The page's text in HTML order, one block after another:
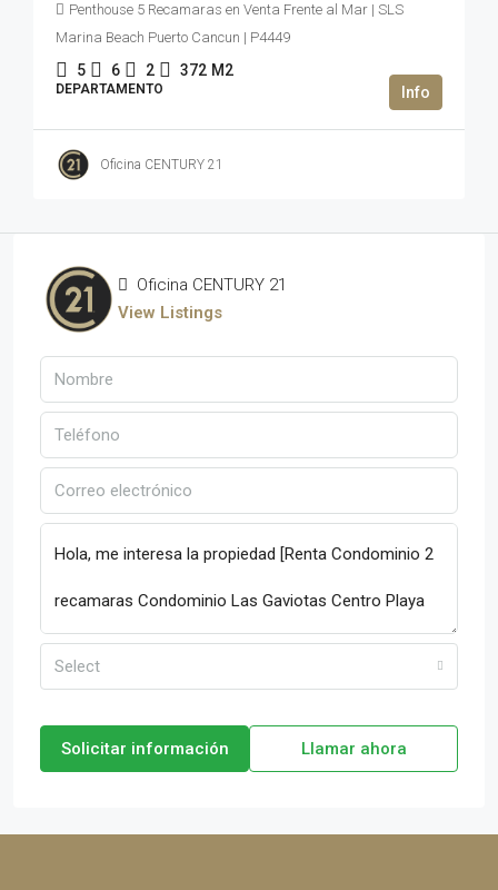
Penthouse 5 Recamaras en Venta Frente al Mar | SLS
Marina Beach Puerto Cancun | P4449
5 6 2 372 M2
DEPARTAMENTO
Oficina CENTURY 21
Oficina CENTURY 21
View Listings
Select
Solicitar información Llamar ahora